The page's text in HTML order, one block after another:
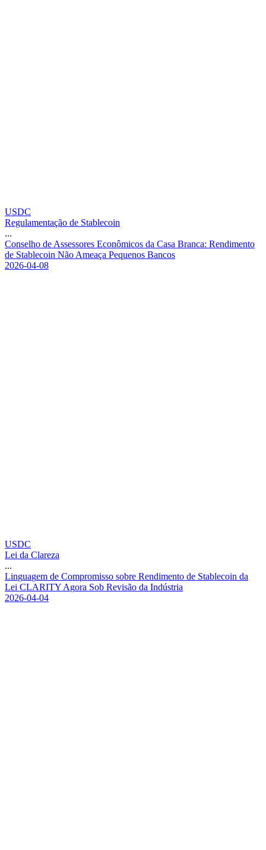
USDC
Regulamentação de Stablecoin
...
Conselho de Assessores Econômicos da Casa Branca: Rendimento
de Stablecoin Não Ameaça Pequenos Bancos
2026-04-08
USDC
Lei da Clareza
...
Linguagem de Compromisso sobre Rendimento de Stablecoin da
Lei CLARITY Agora Sob Revisão da Indústria
2026-04-04